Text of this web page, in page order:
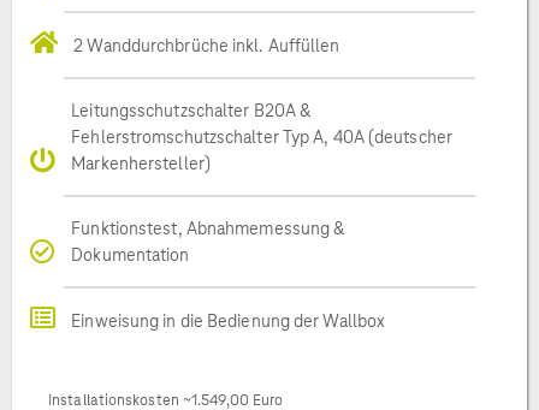
2 Wanddurchbrüche inkl. Auffüllen
Leitungsschutzschalter B20A &
Fehlerstromschutzschalter Typ A, 40A (deutscher
Markenhersteller)
Funktionstest, Abnahmemessung &
Dokumentation
Einweisung in die Bedienung der Wallbox
Installationskosten ~1.549,00 Euro